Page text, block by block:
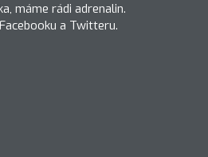
máme rádi adrenalin.
a Twitteru.